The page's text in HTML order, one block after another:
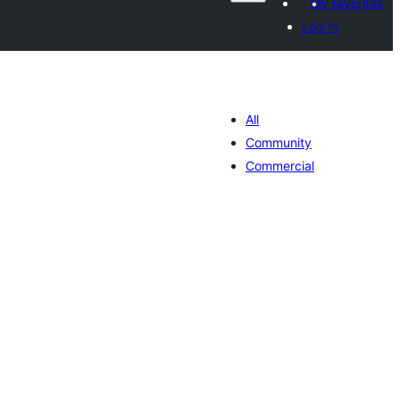
My favorites
Log in
All
Community
Commercial